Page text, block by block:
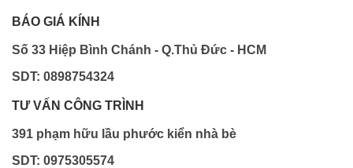
BÁO GIÁ KÍNH
Số 33 Hiệp Bình Chánh - Q.Thủ Đức - HCM
SDT: 0898754324
TƯ VẤN CÔNG TRÌNH
391 phạm hữu lầu phước kiển nhà bè
SDT: 0975305574